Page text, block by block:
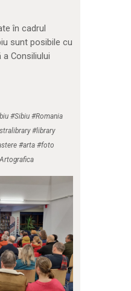
în cadrul
sunt posibile cu
Consiliului
#Sibiu #Romania
#library
#arta #foto